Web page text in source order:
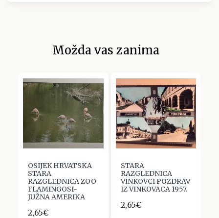
Možda vas zanima
OSIJEK HRVATSKA
STARA
RAZGLEDNICA ZOO
FLAMINGOSI-
JUŽNA AMERIKA
2,65€
STARA
RAZGLEDNICA
VINKOVCI POZDRAV
IZ VINKOVACA 1957.
2,65€